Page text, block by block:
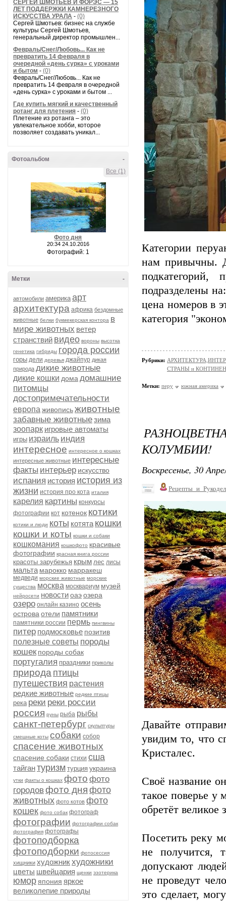
СЕРГЕЙ ШМОТЬЕВ И ФОРЭС — 15
ЛЕТ ПОДДЕРЖКИ КАМНЕРЕЗНОГО
ИСКУССТВА УРАЛА - (0)
Сергей Шмотьев: бизнес на службе
культуры Сергей Шмотьев,
генеральный директор промышлен...
Февраль/Снег/Любовь... Как не
превратить 14 февраля в
очередной «день сурка» с уроками
и бытом - (0)
Февраль/Снег/Любовь... Как не
превратить 14 февраля в очередной
«день сурка» с уроками и бытом ...
Где купить мягкий и качественный
ротанг для плетения - (0)
Плетение из ротанга – это
увлекательное хобби, которое
позволяет создавать уникал...
-
Фотоальбом
Все (1)
Фото дня
20:34 24.10.2016
Фотографий: 1
-
Метки
автомобили америка арт
архитектура африка бездомные
животные белки букмекерская контора в
мире животных ветер
странствий видео вороны высотка
генетика гибриды города россии
горы дели деревья джайпур дикая
природа дикие животные
дикие кошки дома домашние
питомцы
достопримечательности
европа живописьживотные
забавные животныезима
зоопарк игровые автоматы
игры израиль индия
интересное интересное о кошках
интересные животные интересные
факты интерьер искусство
испания история история из
жизни история про кота италия
карелия картины конкурсы
фотографии кот котенок котики
котики и люди коты котята кошки
кошки и коты кошки и собаки
кошкомания кошкофото красивые
фотографии красная книга россии
красоты зарубежья крым лес лисы
мальта марокко марракеш
медведи морские животные морские
существа москва москвариум музей
нейросети новостиоаэозера
озеро онлайн казино осень
острова отели памятники
памятники россии пермь пингвины
питер подмосковье позитив
полезные советы породы
кошек породы собак
португалия праздники приколы
природа птицы
путешествия растения
редкие животные редкие птицы
река реки реки россии
россия руны рыба рыбы
санкт-петербург скульптуры
смешные коты собаки собор
спасение животных
спасение собаки стихи сша
тайгантуризм турция украина
утки факты о кошках фото фото
городовфото дня фото
животных фото котов фото
кошек фото собак фотограф
фотографии фотографии собак
фотография фотографы
фотоподборка
фотоподборки фотосессия
хищники художникхудожники
цветы швейцария щенки эзотерика
юмор япония яркое
великолепие природы
Категории
нам привычны.
подразделены
цена номеров в
категория
Рубрики:
СТРАНЫ и
Метки: перу южная америка
КОЛУМБИИ!
Воскресенье, 30
Давайте
увидим то, что
Кристалес.
Своё название
такое поверье у
обретёт великое
Посетить реку
не
допускают
не проведут
это сделает,